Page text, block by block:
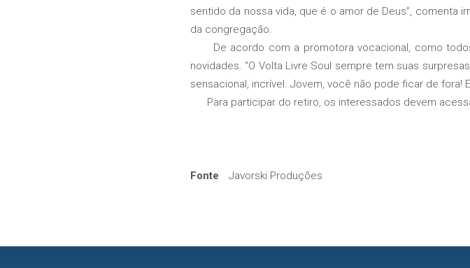
sentido da nossa vida, que é o amor de Deus”, comenta
da congregação.
De acordo com a promotora vocacional, como todos
novidades. “O Volta Livre Soul sempre tem suas
sensacional, incrível. Jovem, você não pode ficar de fora!
Para participar do retiro, os interessados devem
Fonte Javorski Produções